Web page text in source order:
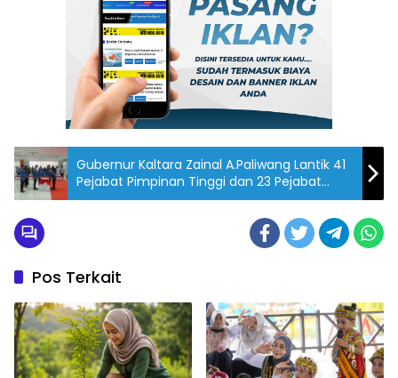
Gubernur Kaltara Zainal A.Paliwang Lantik 41
Pejabat Pimpinan Tinggi dan 23 Pejabat
Fungsional, Perkuat Kinerja Pemerintahan
Pos Terkait